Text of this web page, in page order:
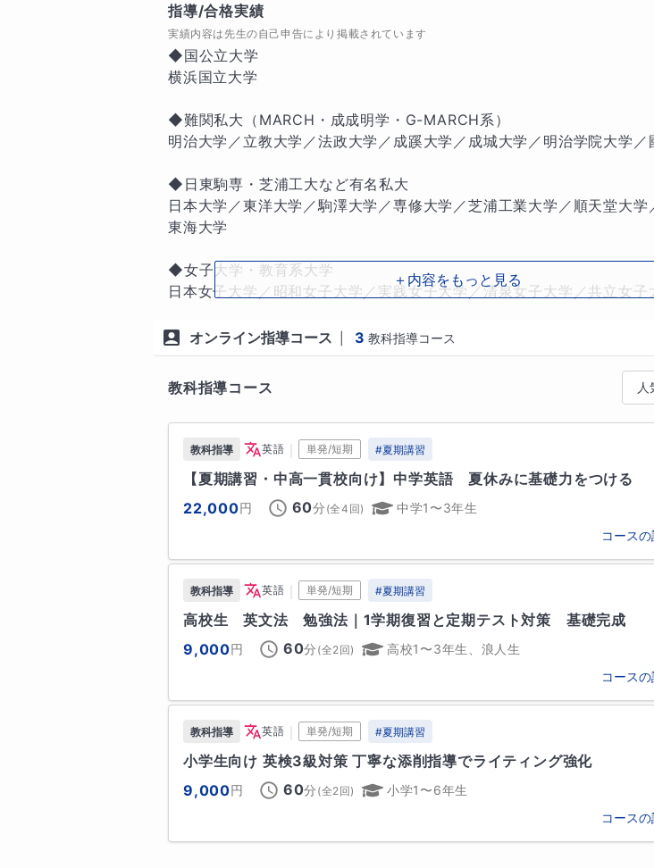
語学はそのちょっとしたつまずきをクリアすることで楽にぐんと力がつ
さんの興味・得意分野・性格に合わせて、最適な学び方を設計します。
に関係ありません。各々の力に応じた学習方法が何よりも力になります。
・学び方、立ち止まる場所も進むペースも千差万別
・英語は暗記ではない
これらを大切にして授業を行っております。
（※集団の授業形式では取り戻せない分野がありますよね。そこを見つ
・定期テスト対策(中間・期末・学年末)
私は元教員として、ほぼ毎学期複数学年の定期試験を作成し、成績処理
参りました。教科書のどこがどのように出題されるかを攻略します。
神奈川県の公立・私立の中学校、高等学校で基礎英語から大学入試レベ
様々な授業をいたしました。英検、学校推薦選抜や総合型選抜対策もも
★『非言語的な表現力』も育てます★
・プレゼン,発表になると緊張して話せない
・グループワークで本来の力を発揮できない
そんな生徒さんも多いのでは無いでしょうか？完璧主義で丁寧に取り組
緊張をほぐし、声の大きさ等の非言語的な表現力もしっかり指導します
くださいね！
◆授業の流れ◆
生徒さまとのコミュニケーションを大切にします。また生徒さまが主体
指導/合格実績
実績内容は先生の自己申告により掲載されています
◆国公立大学
横浜国立大学
◆難関私大（MARCH・成成明学・G-MARCH系）
明治大学／立教大学／法政大学／成蹊大学／成城大学／明治学院大学／
◆日東駒専・芝浦工大など有名私大
日本大学／東洋大学／駒澤大学／専修大学／芝浦工業大学／順天堂大学
東海大学
◆女子大学・教育系大学
日本女子大学／昭和女子大学／実践女子大学／清泉女子大学／共立女子
◆中堅・地域・専門系大学
神奈川大学／神奈川工科大学／関東学院大学／産業能率大学／玉川大学
武蔵野大学／立正大学／和光大学／帝京大学／帝京平成大学／鶴見大学
東京国際大学／湘南医療大学／松蔭大学／松陰横浜大学／多摩大学／田
学／横浜創英大学／桜美林大学／亜細亜大学
◆その他・医療・看護・地域系大学
順天堂大学／湘南医療大学　ほか多数
難関私立大学
中央大学
法政大学 明治大学 立教大学
準難関/上位国公立大学
横浜国立大学
77 校
高校
難関国公立高校
神奈川県立横浜翠嵐高等学校
神奈川県立横浜緑ケ丘高等学校
上位国公立高校
神奈川県立相模原
他 9 校
＋内容をもっと見る
オンライン指導コース 3 教科指導コース
教科指導コース 人
教科指導 英語 単発/短期 #夏期講習
【夏期講習・中高一貫校向け】中学英語　夏休みに基礎力をつける
22,000円 60分 (全4 回)
中学1〜3年生
コース
教科指導 英語 単発/短期 #夏期講習
高校生　英文法　勉強法｜1学期復習と定期テスト対策　基礎完成
9,000円 60分 (全2回)
高校1〜3年生、浪人生
コース
教科指導 英語 単発/短期 #夏期講習
小学生向け 英検3級対策 丁寧な添削指導でライティング強化
9,000円 60分 (全2回)
小学1〜6年生
コース